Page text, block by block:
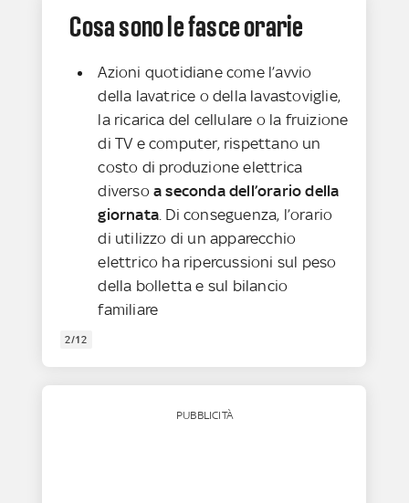
Cosa sono le fasce orarie
Azioni quotidiane come l’avvio
della lavatrice o della lavastoviglie,
la ricarica del cellulare o la fruizione
di TV e computer, rispettano un
costo di produzione elettrica
diversoa seconda dell’orario della
giornata. Di conseguenza, l’orario
di utilizzo di un apparecchio
elettrico ha ripercussioni sul peso
della bolletta e sul bilancio
familiare
2/12
PUBBLICITÀ